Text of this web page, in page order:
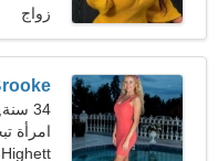
زواج
34 سنة, السرطان
42
Highett